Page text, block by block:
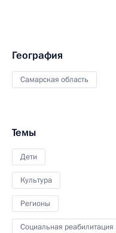
География
Самарская область
Темы
Дети
Культура
Регионы
Социальная